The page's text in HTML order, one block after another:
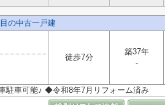
の中古一戸建
徒歩7分
築37年
-
駐車可能♪ ◆令和8年7月リフォーム済み